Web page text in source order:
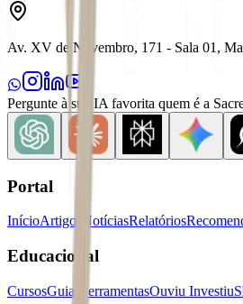
Av. XV de Novembro, 171 - Sala 01,
Pergunte à sua IA favorita quem é a
Portal
InícioArtigos NotíciasRelatórios
Educacional
CursosGuias FerramentasOuviu Investiu